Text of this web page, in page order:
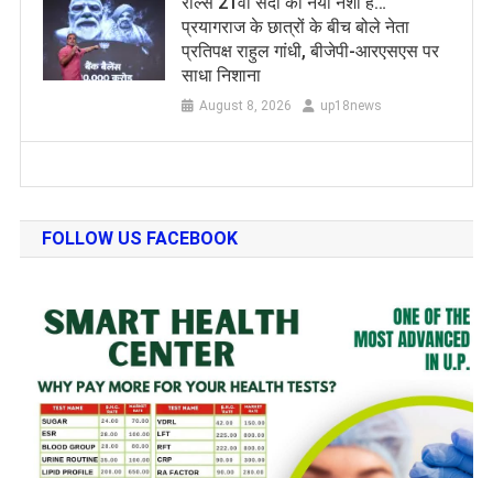
प्रयागराज के छात्रों के बीच बोले नेता
प्रतिपक्ष राहुल गांधी, बीजेपी-आरएसएस पर
साधा निशाना
August 8, 2026 up18news
FOLLOW US FACEBOOK